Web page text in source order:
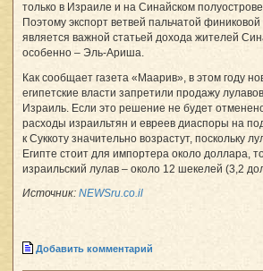
только в Израиле и на Синайском
Поэтому экспорт ветвей пальчатой
является важной статьей дохода жителей
особенно – Эль-Ариша.
Как сообщает газета «Маарив», в этом году
египетские власти запретили продажу
Израиль. Если это решение не будет
расходы израильтян и евреев диаспоры на
к Суккоту значительно возрастут, поскольку
Египте стоит для импортера около доллара,
израильский лулав – около 12 шекелей (3,2
Источник: NEWSru.co.il
Добавить комментарий